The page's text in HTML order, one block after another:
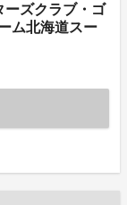
ーズクラブ・ゴ
ム北海道スー